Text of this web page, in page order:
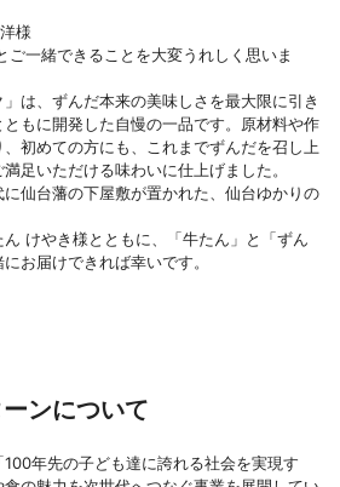
様
ご一緒できることを大変うれしく思いま
」は、ずんだ本来の美味しさを最大限に引き
もに開発した自慢の一品です。原材料や作
初めての方にも、これまでずんだを召し上
足いただける味わいに仕上げました。
仙台藩の下屋敷が置かれた、仙台ゆかりの
けやき様とともに、「牛たん」と「ずん
お届けできれば幸いです。
ンについて
年先の子ども達に誇れる社会を実現す